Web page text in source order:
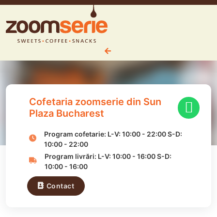
Cofetaria zoomserie din Sun
Plaza Bucharest
Program cofetarie: L-V: 10:00 - 22:00S-D:
10:00 - 22:00
Program livrări: L-V: 10:00 -16:00S-D:
10:00 -16:00
Contact